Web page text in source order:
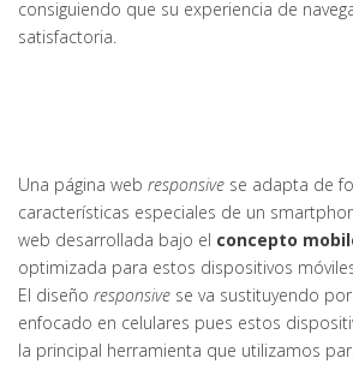
consiguiendo que su experiencia de
satisfactoria.
Una página web responsive se adapta de
características especiales de un
web desarrollada bajo el concepto
optimizada para estos dispositivos
El diseño responsive se va sustituyendo
enfocado en celulares pues estos
la principal herramienta que utilizamos